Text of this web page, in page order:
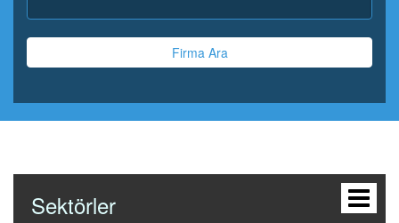
Firma Ara
Sektörler